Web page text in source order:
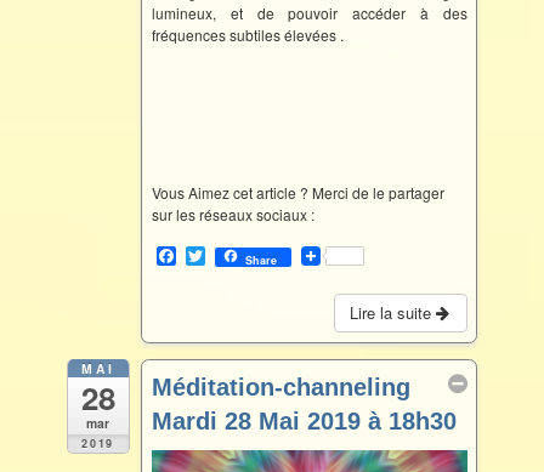
lumineux, et de pouvoir accéder à des
fréquences subtiles élevées .
Vous Aimez cet article ? Merci de le partager
sur les réseaux sociaux :
F
a
o
o
k
T
w
e
r
Share
Lire la suite
MAI
28
mar
2019
Méditation-channeling
Mardi 28 Mai 2019 à 18h30